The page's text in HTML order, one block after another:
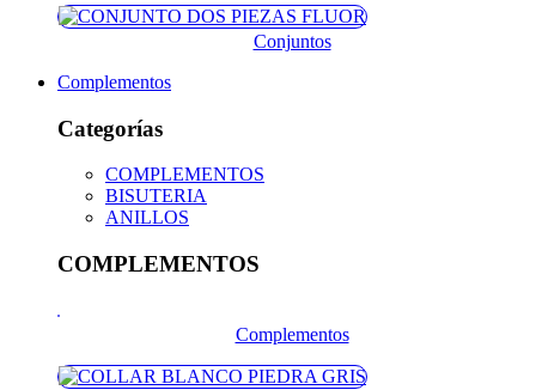
Conjuntos
Complementos
Categorías
COMPLEMENTOS
BISUTERIA
ANILLOS
COMPLEMENTOS
Complementos